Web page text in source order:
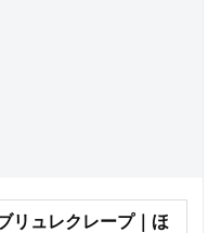
リュレクレープ｜ほ